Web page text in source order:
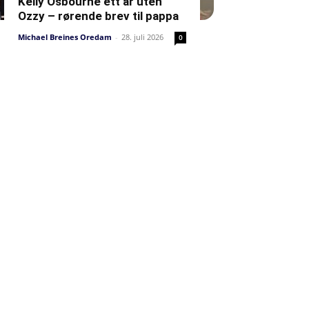
Ozzy – rørende brev til pappa
Michael Breines Oredam - 28. juli 2026 0